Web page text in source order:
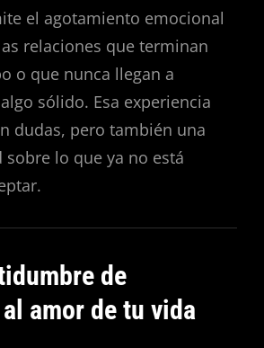
el agotamiento emocional
relaciones que terminan
o que nunca llegan a
sólido. Esa experiencia
dudas, pero también una
lo que ya no está
de
amor de tu vida